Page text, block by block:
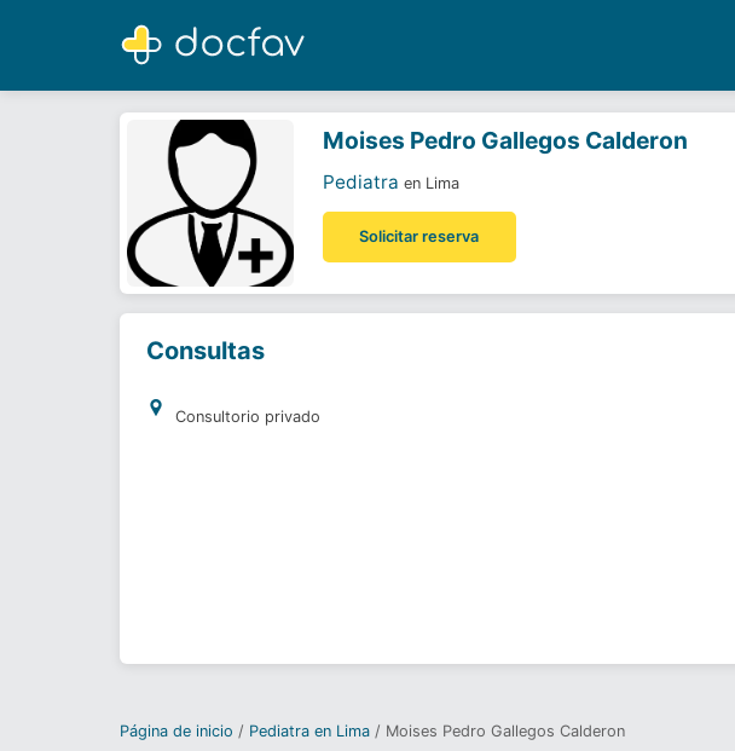
Moises Pedro Gallegos Calderon
Pediatra
Moises Pedro Gallegos Calderon
Pediatra en Lima
Solicitar reserva
Consultas
Consultorio privado
Página de inicio Pediatra en Lima Moises Pedro Gallegos Calderon